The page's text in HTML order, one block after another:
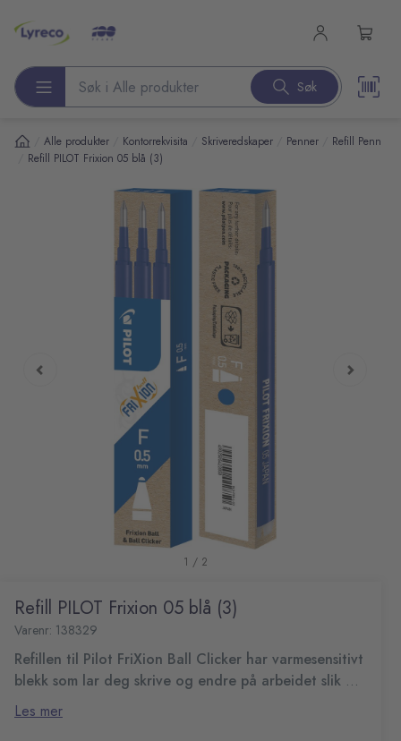
Søk etter produkter Søk
Alle produkter Kontorrekvisita Skriveredskaper Penner Refill Penn
Refill PILOT Frixion 05 blå (3)
1 / 2
Refill PILOT Frixion 05 blå (3)
Varenr: 138329
Refillen til Pilot FriXion Ball Clicker har varmesensitivt
blekk som lar deg skrive og endre på arbeidet slik du
ønsker.
Det varmesensitivte blekket kan viskes ut umiddelbart med
FriXion-visketuppen som sitter på enden til FriXion-penner.
Les mer